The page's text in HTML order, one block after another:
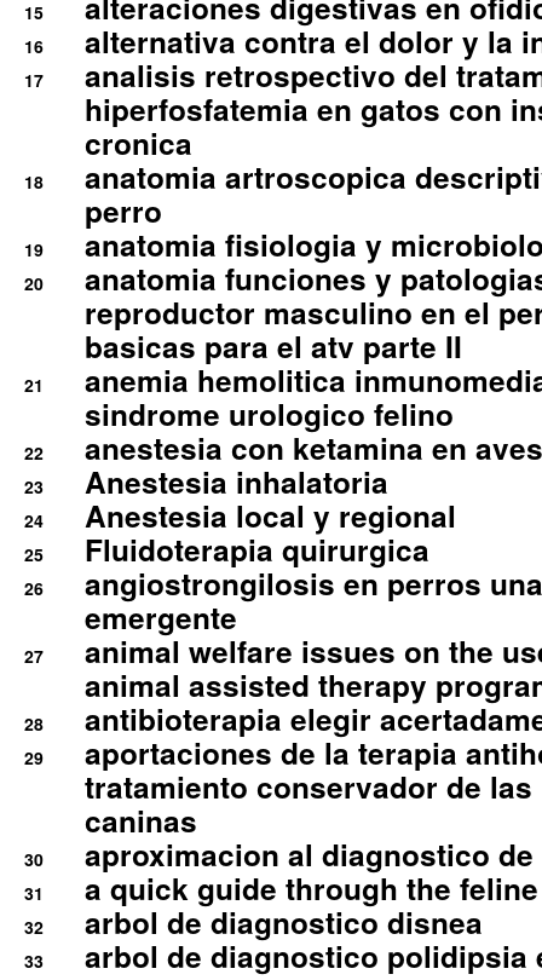
15
16 alternativa contra el dolor y la
17
analisis retrospectivo del
hiperfosfatemia en gatos con
cronica
18
anatomia artroscopica
perro
19 anatomia fisiologia y
20
anatomia funciones y
reproductor masculino en el
basicas para el atv parte II
21
anemia hemolitica
sindrome urologico felino
22 anestesia con ketamina en
23 Anestesia inhalatoria
24 Anestesia local y regional
25 Fluidoterapia quirurgica
26
angiostrongilosis en perros
emergente
27
animal welfare issues on the
animal assisted therapy
28 antibioterapia elegir
29
aportaciones de la terapia
tratamiento conservador de
caninas
30 aproximacion al diagnostico
31 a quick guide through the
32 arbol de diagnostico disnea
33
arbol de diagnostico polidipsia